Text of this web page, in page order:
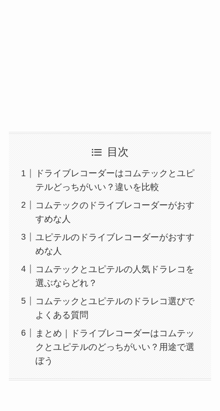
目次
ドライブレコーダーはコムテックとユピ
テルどっちがいい？違いを比較
コムテックのドライブレコーダーがおす
すめな人
ユピテルのドライブレコーダーがおすす
めな人
コムテックとユピテルの人気ドラレコを
選ぶならどれ？
コムテックとユピテルのドラレコ選びで
よくある質問
まとめ｜ドライブレコーダーはコムテッ
クとユピテルのどっちがいい？用途で選
ぼう